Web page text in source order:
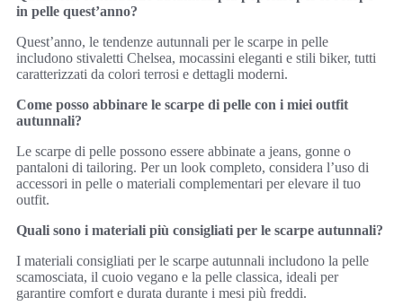
in pelle quest’anno?
Quest’anno, le tendenze autunnali per le scarpe in pelle
includono stivaletti Chelsea, mocassini eleganti e stili biker, tutti
caratterizzati da colori terrosi e dettagli moderni.
Come posso abbinare le scarpe di pelle con i miei outfit
autunnali?
Le scarpe di pelle possono essere abbinate a jeans, gonne o
pantaloni di tailoring. Per un look completo, considera l’uso di
accessori in pelle o materiali complementari per elevare il tuo
outfit.
Quali sono i materiali più consigliati per le scarpe autunnali?
I materiali consigliati per le scarpe autunnali includono la pelle
scamosciata, il cuoio vegano e la pelle classica, ideali per
garantire comfort e durata durante i mesi più freddi.